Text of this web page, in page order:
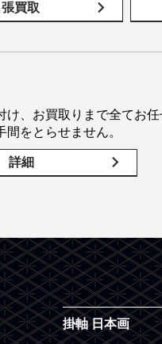
買取
け、お買取りまで全てお
をとらせません。
詳細
掛軸 日本画